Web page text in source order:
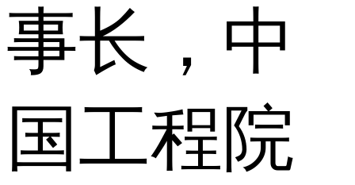
事长，中
国工程院